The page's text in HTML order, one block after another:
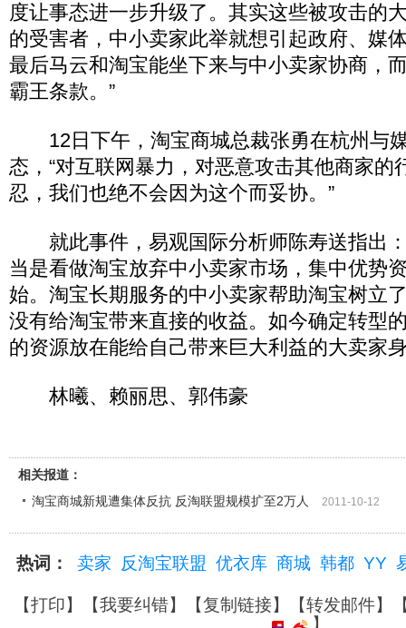
度让事态进一步升级了。其实这些被攻击的
的受害者，中小卖家此举就想引起政府、媒
最后马云和淘宝能坐下来与中小卖家协商，
霸王条款。”
12日下午，淘宝商城总裁张勇在杭州与
态，“对互联网暴力，对恶意攻击其他商家的
忍，我们也绝不会因为这个而妥协。”
就此事件，易观国际分析师陈寿送指出：
当是看做淘宝放弃中小卖家市场，集中优势
始。淘宝长期服务的中小卖家帮助淘宝树立
没有给淘宝带来直接的收益。如今确定转型
的资源放在能给自己带来巨大利益的大卖家
林曦、赖丽思、郭伟豪
相关报道：
淘宝商城新规遭集体反抗 反淘联盟规模扩至2万人
2011-10-12
热词： 卖家 反淘宝联盟 优衣库 商城 韩都 YY
【打印】【我要纠错】【复制链接】【转发邮件】
】